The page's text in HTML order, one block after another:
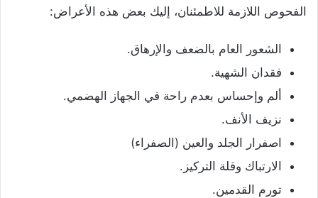
الفحوص اللازمة للاطمئنان، إليك بعض هذه الأعراض:
الشعور العام بالضعف والإرهاق.
فقدان الشهية.
ألم وإحساس بعدم راحة في الجهاز الهضمي.
نزيف الأنف.
اصفرار الجلد والعين (الصفراء)
الارتباك وقلة التركيز.
تورم القدمين.